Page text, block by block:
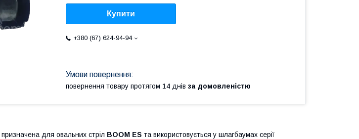
Купити
+380 (67) 624-94-94
повернення товару протягом 14 днів за домовленістю
призначена для овальних стріл BOOM ES та використовується у шлагбаумах серії